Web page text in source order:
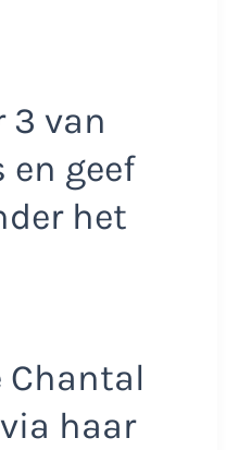
3 van
en geef
het
Chantal
haar